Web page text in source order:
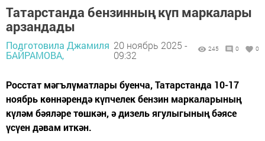
Татарстанда бензинның күп маркалары
арзандады
Подготовила Джамиля
БАЙРАМОВА,
20 ноябрь 2025 -
09:32
245 0 0
Росстат мәгълүматлары буенча, Татарстанда 10-17
ноябрь көннәрендә күпчелек бензин маркаларының
күләм бәяләре төшкән, ә дизель ягулыгының бәясе
үсүен дәвам иткән.